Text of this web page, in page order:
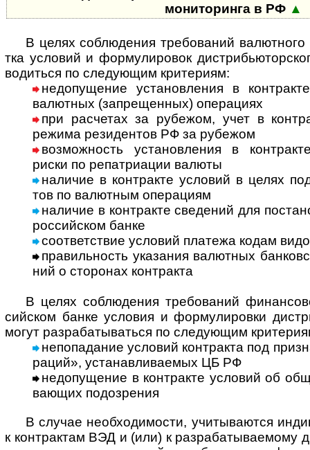
мони­то­ри­нга в РФ ▲
В целях соблюдения требований
тка усло­вий и форму­ли­ро­вок
во­ди­ться по сле­дую­щим кри­те­риям:
недопущение установления в
валют­ных (запре­щен­ных) опе­ра­циях
при расчетах за рубежом, учет в
режима рези­ден­тов РФ за рубе­жом
возможность установления в
риски по репат­ри­а­ции валюты
наличие в контракте условий в целях
тов по валют­ным опе­ра­циям
наличие в контракте сведений для
рос­сий­ском банке
соответствие условий платежа кодам
правильность указания валютных
ний о сто­ро­нах конт­ракта
В целях соблюдения требований
сий­ском банке усло­вия и форму­ли­ро­вки
могут раз­ра­ба­ты­ва­ться по сле­дую­щим
непопадание условий контракта под
ра­ций», уста­нав­ли­ва­емых ЦБ РФ
недопущение в контракте условий об
ваю­щих подо­зрения
В случае необходимости, учитываются
к кон­т­рак­там ВЭД и (или) к раз­ра­ба­ты­вае­мому